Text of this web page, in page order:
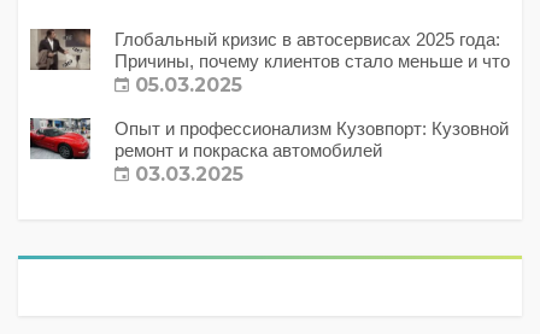
Глобальный кризис в автосервисах 2025 года:
Причины, почему клиентов стало меньше и что
с этим делать?
05.03.2025
Опыт и профессионализм Кузовпорт: Кузовной
ремонт и покраска автомобилей
03.03.2025